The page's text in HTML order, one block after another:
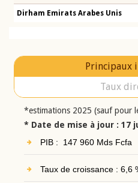
Dirham Emirats Arabes Unis
Principaux
Taux
*estimations 2025 (sauf pour
* Date de mise à jour : 17
PIB : 147 960 Mds Fcfa
Taux de croissance : 6,6